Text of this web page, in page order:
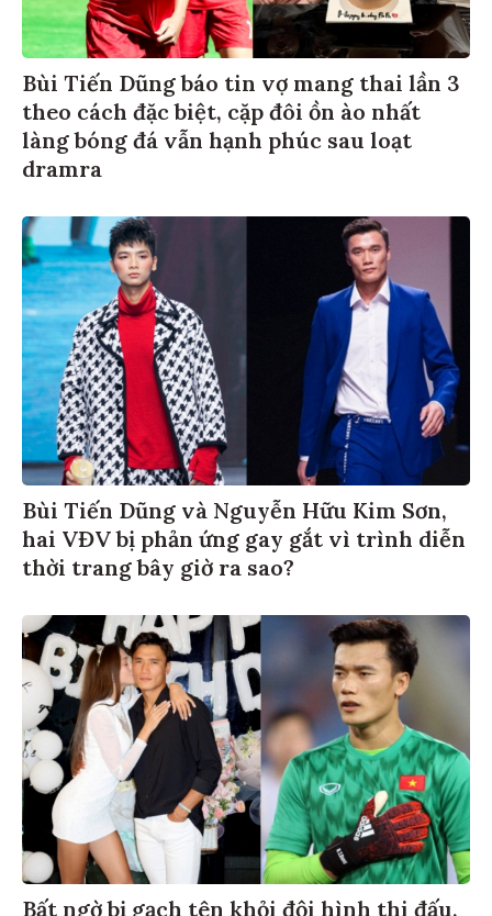
Bùi Tiến Dũng báo tin vợ mang thai lần 3
theo cách đặc biệt, cặp đôi ồn ào nhất
làng bóng đá vẫn hạnh phúc sau loạt
dramra
Bùi Tiến Dũng và Nguyễn Hữu Kim Sơn,
hai VĐV bị phản ứng gay gắt vì trình diễn
thời trang bây giờ ra sao?
Bất ngờ bị gạch tên khỏi đội hình thi đấu,